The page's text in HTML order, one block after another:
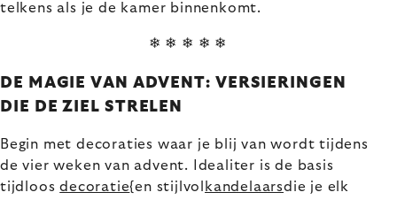
telkens als je de kamer binnenkomt.
❄ ❄ ❄ ❄ ❄
DE MAGIE VAN ADVENT: VERSIERINGEN
DIE DE ZIEL STRELEN
Begin met decoraties waar je blij van wordt tijdens
de vier weken van advent. Idealiter is de basis
tijdloosdecoratie{en stijlvol kandelaarsdie je elk